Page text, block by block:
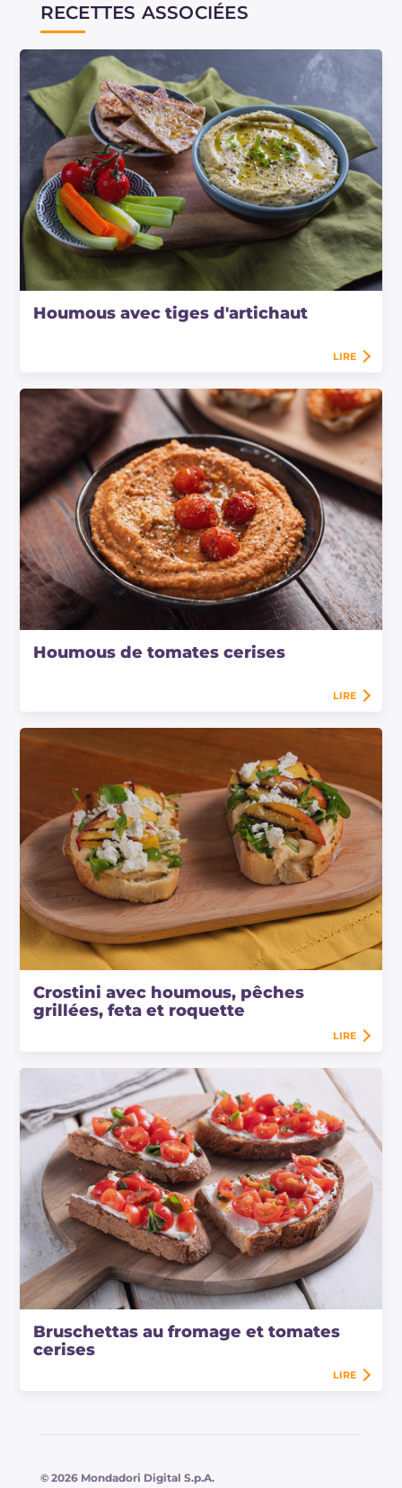
RECETTES ASSOCIÉES
Houmous avec tiges d'artichaut
LIRE
Houmous de tomates cerises
LIRE
Crostini avec houmous, pêches
grillées, feta et roquette
LIRE
Bruschettas au fromage et tomates
cerises
LIRE
© 2026 Mondadori Digital S.p.A.